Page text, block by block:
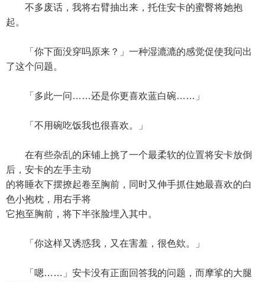
不多废话，我将右臂抽出来，托住安卡的蜜臀将她抱
起。
「你下面没穿吗原来？」一种湿漉漉的感觉促使我问出
了这个问题。
「多此一问……还是你更喜欢蓝白碗……」
「不用碗吃饭我也很喜欢。」
在有些杂乱的床铺上挑了一个最柔软的位置将安卡放倒
后，安卡的左手主动
的将睡衣下摆撩起卷至胸前，同时又伸手抓住她最喜欢的白
色小抱枕，用右手将
它抱至胸前，将下半张脸埋入其中。
「你这样又诱惑我，又在害羞，很色欸。」
「嗯……」安卡没有正面回答我的问题，而摩挲的大腿